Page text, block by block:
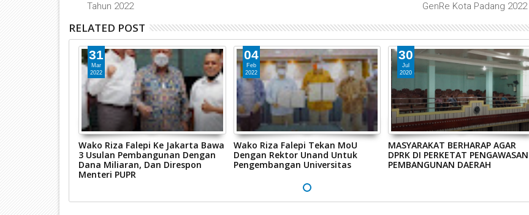
Tahun 2022
GenRe Kota Padang 2022
RELATED POST
31
Mar
2022
Wako Riza Falepi Ke Jakarta Bawa
3 Usulan Pembangunan Dengan
Dana Miliaran, Dan Direspon
Menteri PUPR
04
Feb
2022
Wako Riza Falepi Tekan MoU
Dengan Rektor Unand Untuk
Pengembangan Universitas
30
Jul
2020
MASYARAKAT BERHARAP AGAR
DPRK DI PERKETAT PENGAWASAN
PEMBANGUNAN DAERAH